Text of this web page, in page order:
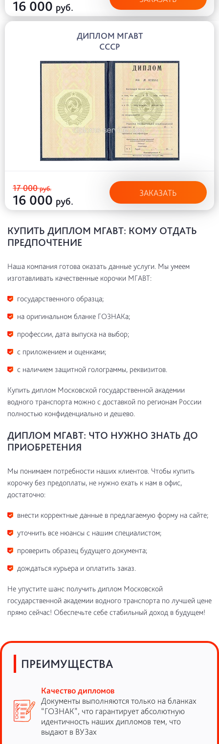
16 000 руб.
ДИПЛОМ МГАВТ
СССР
17 000руб.
16 000 руб.
ЗАКАЗАТЬ
КУПИТЬ ДИПЛОМ МГАВТ: КОМУ ОТДАТЬ
ПРЕДПОЧТЕНИЕ
Наша компания готова оказать данные услуги. Мы умеем
изготавливать качественные корочки МГАВТ:
государственного образца;
на оригинальном бланке ГОЗНАКа;
профессии, дата выпуска на выбор;
с приложением и оценками;
с наличием защитной голограммы, реквизитов.
Купить диплом Московской государственной академии
водного транспорта можно с доставкой по регионам России
полностью конфиденциально и дешево.
ДИПЛОМ МГАВТ: ЧТО НУЖНО ЗНАТЬ ДО
ПРИОБРЕТЕНИЯ
Мы понимаем потребности наших клиентов. Чтобы купить
корочку без предоплаты, не нужно ехать к нам в офис,
достаточно:
внести корректные данные в предлагаемую форму на сайте;
уточнить все нюансы с нашим специалистом;
проверить образец будущего документа;
дождаться курьера и оплатить заказ.
Не упустите шанс получить диплом Московской
государственной академии водного транспорта по лучшей цене
прямо сейчас! Обеспечьте себе стабильный доход в будущем!
ПРЕИМУЩЕСТВА
Качество дипломов
Документы выполняются только на бланках
“ГОЗНАК”, что гарантирует абсолютную
идентичность наших дипломов тем, что
выдают в ВУЗах